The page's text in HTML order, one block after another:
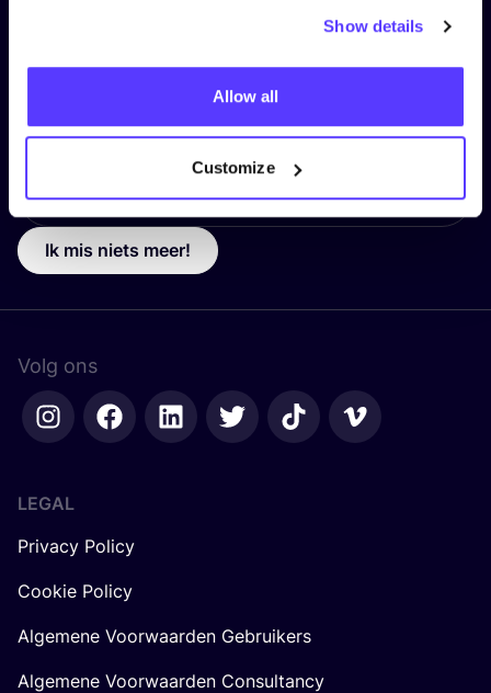
Show details
Allow all
Customize
Ik mis niets meer!
Volg ons
LEGAL
Privacy Policy
Cookie Policy
Algemene Voorwaarden Gebruikers
Algemene Voorwaarden Consultancy